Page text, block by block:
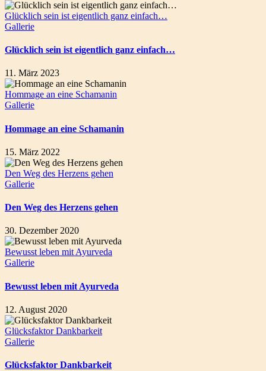
Glücklich sein ist eigentlich ganz einfach…
Gallerie
Glücklich sein ist eigentlich ganz einfach…
11. März 2023
Hommage an eine Schamanin
Gallerie
Hommage an eine Schamanin
15. März 2022
Den Weg des Herzens gehen
Gallerie
Den Weg des Herzens gehen
30. Dezember 2020
Bewusst leben mit Ayurveda
Gallerie
Bewusst leben mit Ayurveda
12. August 2020
Glücksfaktor Dankbarkeit
Gallerie
Glücksfaktor Dankbarkeit